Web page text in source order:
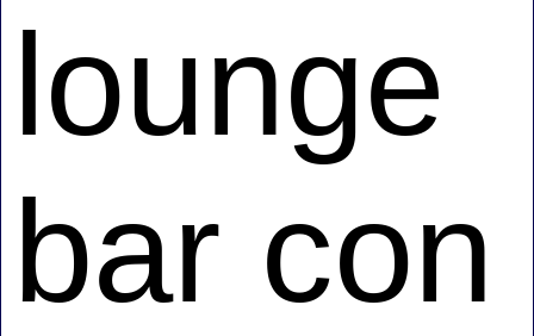
lounge
bar con